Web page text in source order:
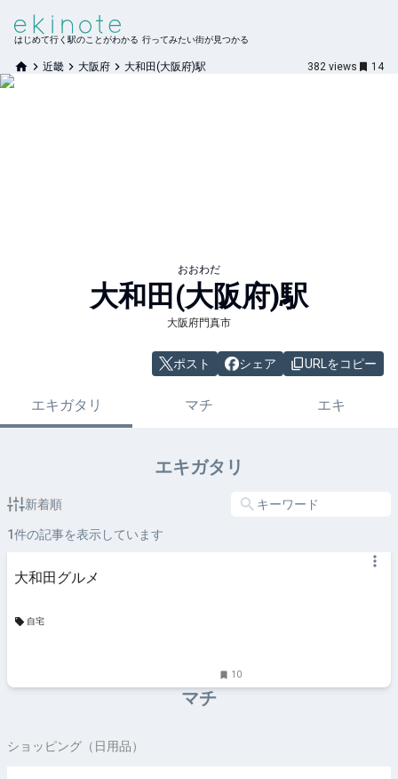
はじめて行く駅のことがわかる 行ってみたい街が見つかる
近畿 大阪府 大和田(大阪府)駅 382 views 14
おおわだ
大和田(大阪府)駅
大阪府門真市
ポスト シェア URLをコピー
エキガタリ マチ エキ
エキガタリ
新着順
1件の記事を表示しています
大和田グルメ
自宅
10
マチ
ショッピング（日用品）